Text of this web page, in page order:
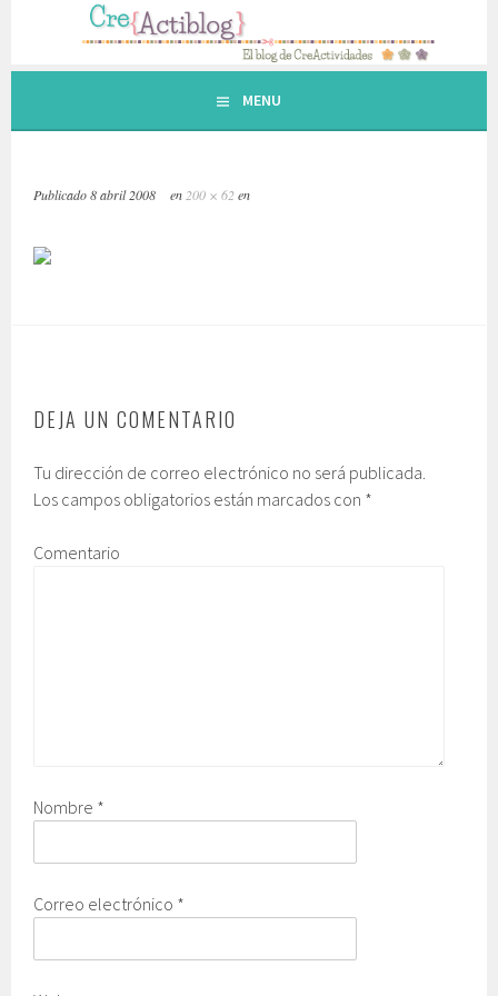
contenido.
MENU
Publicado8 abril 2008 en 200 × 62en
DEJA UN COMENTARIO
Tu dirección de correo electrónico no será publicada.
Los campos obligatorios están marcados con *
Comentario
Nombre *
Correo electrónico *